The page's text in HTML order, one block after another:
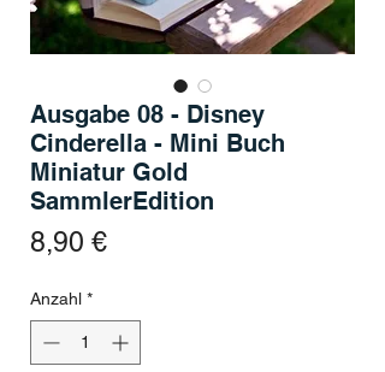
Ausgabe 08 - Disney
Cinderella - Mini Buch
Miniatur Gold
SammlerEdition
8,90 €Preis
Anzahl *